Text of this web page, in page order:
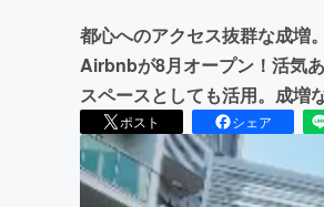
都心へのアクセス抜群な成増
Airbnbが8月オープン！活気
スペースとしても活用。成増
ポスト シェア